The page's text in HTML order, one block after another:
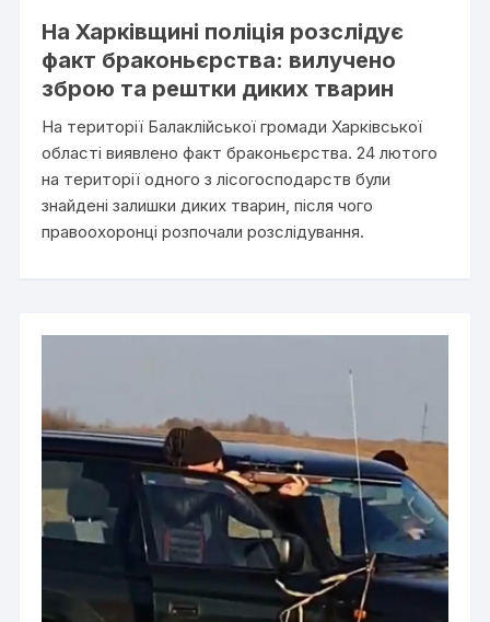
На Харківщині поліція розслідує
факт браконьєрства: вилучено
зброю та рештки диких тварин
На території Балаклійської громади Харківської
області виявлено факт браконьєрства. 24 лютого
на території одного з лісогосподарств були
знайдені залишки диких тварин, після чого
правоохоронці розпочали розслідування.